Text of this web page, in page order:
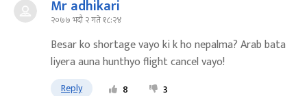
Mr adhikari
२०७७ भदौ २ गते १८:२४
Besar ko shortage vayo ki k ho nepalma? Arab bata
liyera auna hunthyo flight cancel vayo!
Reply 8 3